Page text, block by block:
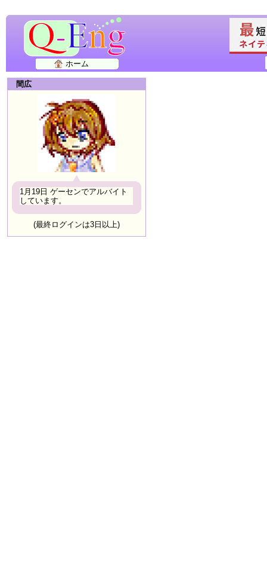
ホーム
間広
1月19日 ゲーセンでアルバイト
しています。
(最終ログインは3日以上)